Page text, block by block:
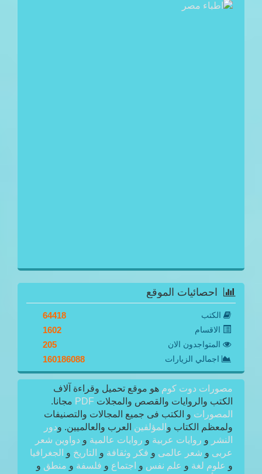
احصائيات الموقع
الكتب 64418
الاقسام 1602
المتواجدون الان 205
اجمالي الزيارات 160186088
مصورات دوت كوم هو موقع تحميل وقراءة آلاف
الكتب والروايات والقصص والمجلات PDF مجانا.
المصورات و الكتب فى جميع المجالات والتصنيفات
ولمعظم الكتاب و المؤلفين العرب والعالميين. ودور
النشر و روايات عربية و روايات عالمية و دواوين شعر
عربى و شعر عالمى و فكر وثقافة و التاريخ و الجغرافيا
و علوم لغة و علم نفس و اجتماع و فلسفة و منطق و